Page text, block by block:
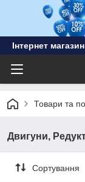
Інтернет
Товари та
Двигуни,
Сортування